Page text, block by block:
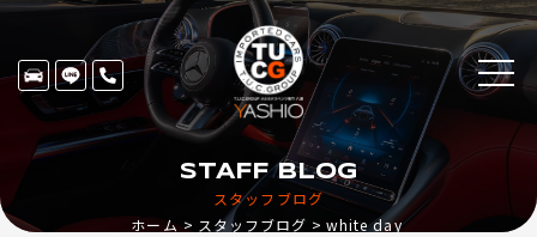
スタッフブログ
STAFF BLOG
ホーム スタッフブログ white day